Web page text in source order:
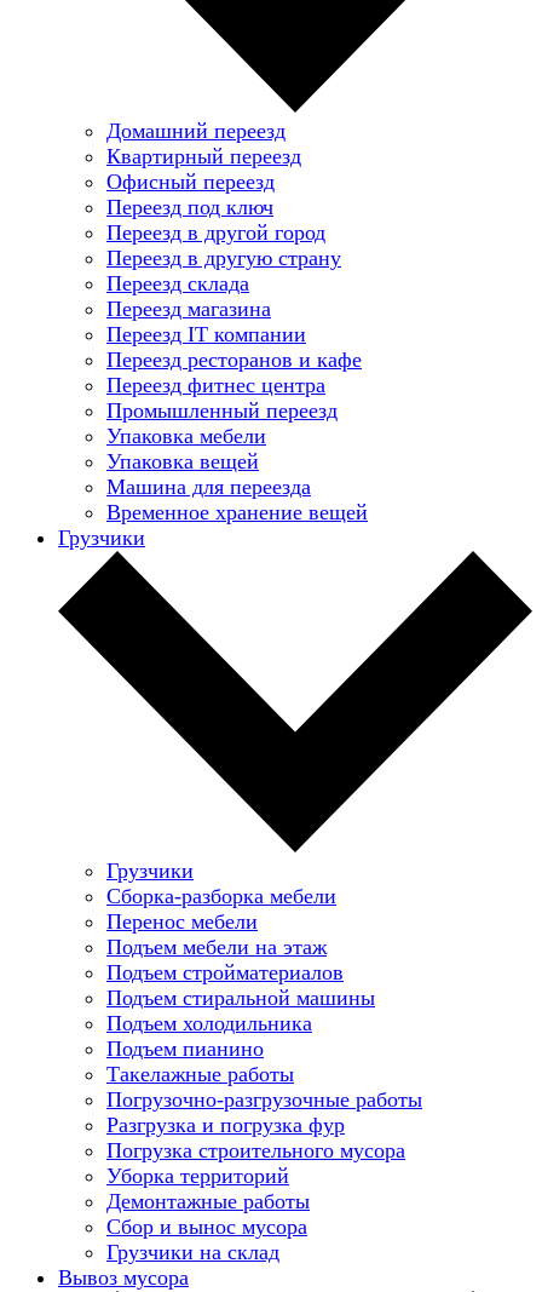
Домашний переезд
Квартирный переезд
Офисный переезд
Переезд под ключ
Переезд в другой город
Переезд в другую страну
Переезд склада
Переезд магазина
Переезд IT компании
Переезд ресторанов и кафе
Переезд фитнес центра
Промышленный переезд
Упаковка мебели
Упаковка вещей
Машина для переезда
Временное хранение вещей
Грузчики
Грузчики
Сборка-разборка мебели
Перенос мебели
Подъем мебели на этаж
Подъем стройматериалов
Подъем стиральной машины
Подъем холодильника
Подъем пианино
Такелажные работы
Погрузочно-разгрузочные работы
Разгрузка и погрузка фур
Погрузка строительного мусора
Уборка территорий
Демонтажные работы
Сбор и вынос мусора
Грузчики на склад
Вывоз мусора